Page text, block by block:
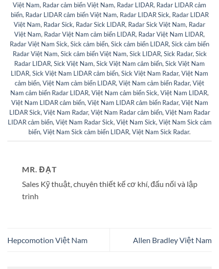
Việt Nam, Radar cảm biến Việt Nam, Radar LIDAR, Radar LIDAR cảm
biến, Radar LIDAR cảm biến Việt Nam, Radar LIDAR Sick, Radar LIDAR
Việt Nam, Radar Sick, Radar Sick LIDAR, Radar Sick Việt Nam, Radar
Việt Nam, Radar Việt Nam cảm biến LIDAR, Radar Việt Nam LIDAR,
Radar Việt Nam Sick,Sick cảm biến,Sick cảm biến LIDAR,Sick cảm biến
Radar Việt Nam,Sick cảm biến Việt Nam,Sick LIDAR,Sick Radar,Sick
Radar LIDAR,Sick Việt Nam,Sick Việt Nam cảm biến,Sick Việt Nam
LIDAR,Sick Việt Nam LIDAR cảm biến,Sick Việt Nam Radar,Việt Nam
cảm biến,Việt Nam cảm biến LIDAR,Việt Nam cảm biến Radar,Việt
Nam cảm biến Radar LIDAR,Việt Nam cảm biến Sick,Việt Nam LIDAR,
Việt Nam LIDAR cảm biến,Việt Nam LIDAR cảm biến Radar,Việt Nam
LIDAR Sick,Việt Nam Radar,Việt Nam Radar cảm biến,Việt Nam Radar
LIDAR cảm biến,Việt Nam Radar Sick,Việt Nam Sick,Việt Nam Sick cảm
biến,Việt Nam Sick cảm biến LIDAR,Việt Nam Sick Radar.
MR. ĐẠT
Sales Kỹ thuật, chuyên thiết kế cơ khí, đấu nối và lập
trình
Hepcomotion Việt Nam Allen Bradley Việt Nam